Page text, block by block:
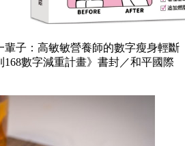
輩子：高敏敏營養師的數字瘦身輕斷
168數字減重計畫》書封／和平國際